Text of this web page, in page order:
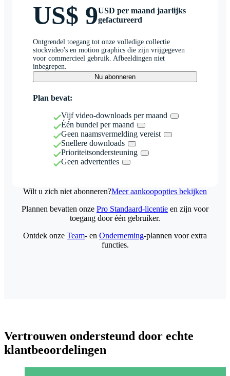
US$ 9USD per maand jaarlijks
gefactureerd
Ontgrendel toegang tot onze volledige collectie
stockvideo's en motion graphics die zijn vrijgegeven
voor commercieel gebruik. Afbeeldingen niet
inbegrepen.
Nu abonneren
Plan bevat:
Vijf video-downloads per maand
Één bundel per maand
Geen naamsvermelding vereist
Snellere downloads
Prioriteitsondersteuning
Geen advertenties
Wilt u zich niet abonneren?Meer aankoopopties bekijken
Plannen bevatten onze Pro Standaard-licentie en zijn voor
toegang door één gebruiker.
Ontdek onze Team- en Onderneming-plannen voor extra
functies.
Vertrouwen ondersteund door echte
klantbeoordelingen